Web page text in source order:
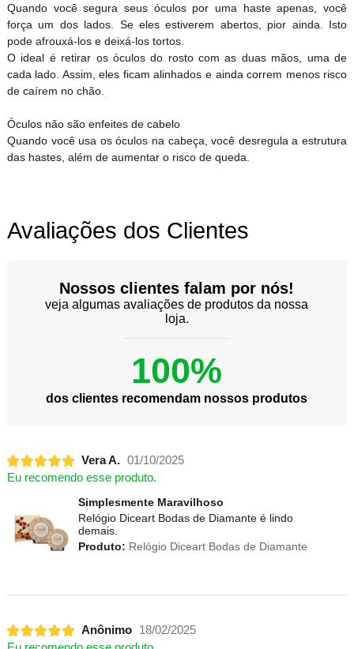
Quando você segura seus óculos por uma haste apenas, você
força um dos lados. Se eles estiverem abertos, pior ainda. Isto
pode afrouxá-los e deixá-los tortos.
O ideal é retirar os óculos do rosto com as duas mãos, uma de
cada lado. Assim, eles ficam alinhados e ainda correm menos risco
de caírem no chão.
Óculos não são enfeites de cabelo
Quando você usa os óculos na cabeça, você desregula a estrutura
das hastes, além de aumentar o risco de queda.
Avaliações dos Clientes
Nossos clientes falam por nós!
veja algumas avaliações de produtos da nossa
loja.
100%
dos clientes recomendam nossos produtos
Vera A. 01/10/2025
Eu recomendo esse produto.
Simplesmente Maravilhoso
Relógio Diceart Bodas de Diamante é lindo
demais.
Produto: Relógio Diceart Bodas de Diamante
Anônimo
18/02/2025